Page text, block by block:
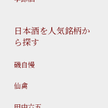
日本酒を人気銘柄か
ら探す
磯自慢
仙禽